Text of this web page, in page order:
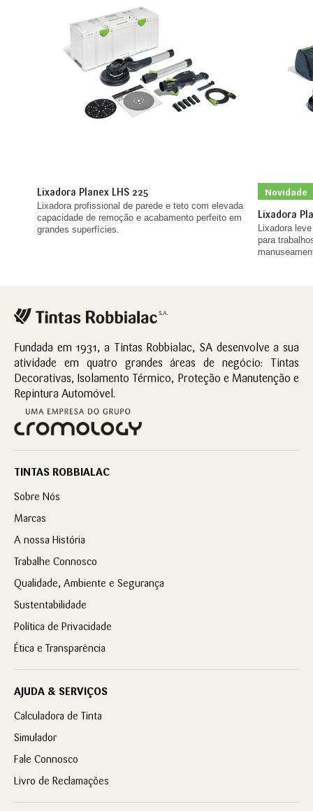
Lixadora Planex LHS 225
Lixadora profissional de parede e teto com elevada
capacidade de remoção e acabamento perfeito em
grandes superfícies.
Novidade
Lixadora
Lixadora
para
Fundada em 1931, a Tintas Robbialac, SA desenvolve a sua
atividade em quatro grandes áreas de negócio: Tintas
Decorativas, Isolamento Térmico, Proteção e Manutenção e
Repintura Automóvel.
TINTAS ROBBIALAC
Sobre Nós
Marcas
A nossa História
Trabalhe Connosco
Qualidade, Ambiente e Segurança
Sustentabilidade
Política de Privacidade
Ética e Transparência
AJUDA & SERVIÇOS
Calculadora de Tinta
Simulador
Fale Connosco
Livro de Reclamações